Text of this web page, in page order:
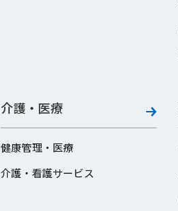
介護・医療
健康管理・医療
介護・看護サービス